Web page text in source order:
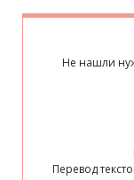
Не нашли
Перевод